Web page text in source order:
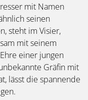
mit Namen
seinen
steht im Visier,
mit seinem
einer jungen
Gräfin mit
lässt die spannende